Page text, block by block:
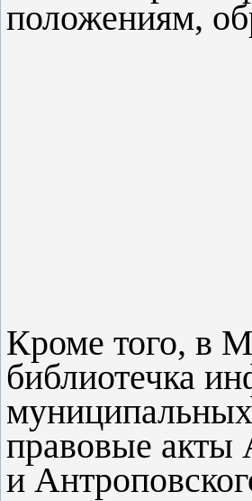
положениям,
Кроме того, в
библиотечка
правовые акты
и